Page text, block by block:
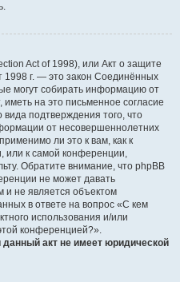
Act of 1998), или Акт о защите
1998 г. — это закон Соединённых
могут собирать информацию от
на это письменное согласие
подтверждения того, что
от несовершеннолетних
ли это к вам, как к
или к самой конференции,
Обратите внимание, что phpBB
не может давать
и не является объектом
в ответе на вопрос «С кем
использования и/или
конференцией?».
акт не имеет юридической